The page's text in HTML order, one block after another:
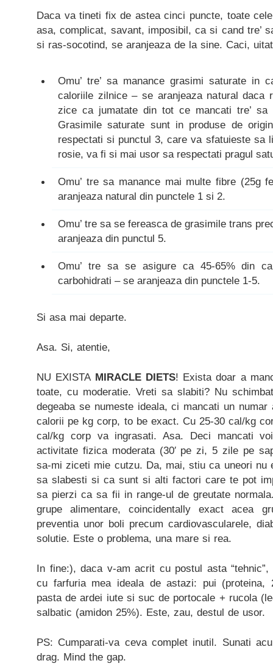
Daca va tineti fix de astea cinci puncte, toate
asa, complicat, savant, imposibil, ca si cand tre’
si ras-socotind, se aranjeaza de la sine. Caci,
Omu’ tre’ sa manance grasimi saturate in
caloriile zilnice – se aranjeaza natural daca
zice ca jumatate din tot ce mancati tre’ sa
Grasimile saturate sunt in produse de
respectati si punctul 3, care va sfatuieste sa
rosie, va fi si mai usor sa respectati pragul
Omu’ tre sa manance mai multe fibre (25g
aranjeaza natural din punctele 1 si 2.
Omu’ tre sa se fereasca de grasimile trans
aranjeaza din punctul 5.
Omu’ tre sa se asigure ca 45-65% din
carbohidrati – se aranjeaza din punctele 1-5.
Si asa mai departe.
Asa. Si, atentie,
NU EXISTA MIRACLE DIETS! Exista doar a
toate, cu moderatie. Vreti sa slabiti? Nu
degeaba se numeste ideala, ci mancati un
calorii pe kg corp, to be exact. Cu 25-30 cal/kg
cal/kg corp va ingrasati. Asa. Deci mancati
activitate fizica moderata (30′ pe zi, 5 zile pe
sa-mi ziceti mie cutzu. Da, mai, stiu ca uneori nu
sa slabesti si ca sunt si alti factori care te pot
sa pierzi ca sa fii in range-ul de greutate
grupe alimentare, coincidentally exact acea
preventia unor boli precum cardiovascularele,
solutie. Este o problema, una mare si rea.
In fine:), daca v-am acrit cu postul asta
cu farfuria mea ideala de astazi: pui (proteina,
pasta de ardei iute si suc de portocale + rucola
salbatic (amidon 25%). Este, zau, destul de usor.
PS: Cumparati-va ceva complet inutil. Sunati
drag. Mind the gap.